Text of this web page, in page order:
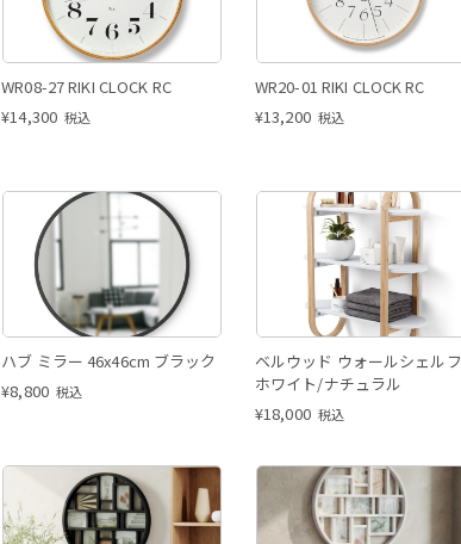
WR08-27 RIKI CLOCK RC
¥14,300 税込
WR20-01 RIKI CLOCK RC
¥13,200 税込
ハブ ミラー 46x46cm ブラック
¥8,800 税込
ベルウッド ウォールシェルフ
ホワイト/ナチュラル
¥18,000 税込